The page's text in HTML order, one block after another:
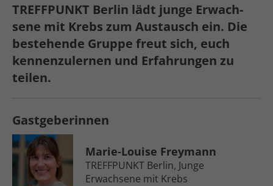
TREFFPUNKT Berlin lädt junge Erwach­
sene mit Krebs zum Austausch ein. Die
bestehende Gruppe freut sich, euch
kennen­zu­lernen und Erfahrungen zu
teilen.
Gastgeberinnen
Marie-Louise Freymann
TREFFPUNKT Berlin, Junge
Erwachsene mit Krebs